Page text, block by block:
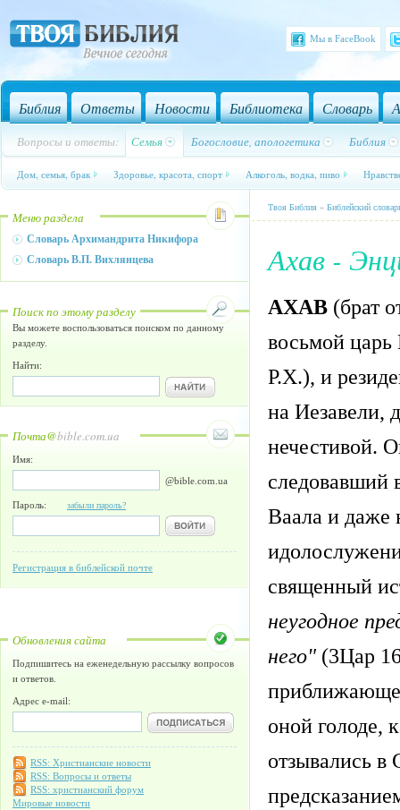
Мы в FaceBook
Библия Ответы Новости Библиотека Словарь
Вопросы и ответы: Семья Богословие, апологетика Библия
Дом, семья, брак Здоровье, красота, спорт Алкоголь, водка, пиво
Меню раздела
Словарь Архимандрита Никифора
Словарь В.П. Вихлянцева
Поиск по этому разделу
Вы можете воспользоваться поиском по данному
разделу.
Найти:
Почта@bible.com.ua
Имя:
@bible.com.ua
Пароль: забыли пароль?
Регистрация в библейской почте
Обновления сайта
Подпишитесь на еженедельную рассылку вопросов
и ответов.
Адрес e-mail:
RSS: Христианские новости
RSS: Вопросы и ответы
RSS: христианский форум
Мировые новости
Твоя Библия » Библейский
Ахав -
АХАВ (брат
восьмой царь
Р.Х.), и
на Иезавели,
нечестивой.
следовавший
Ваала и даже
священный
неугодное
него" (3Цар
оной голоде,
отзывались в